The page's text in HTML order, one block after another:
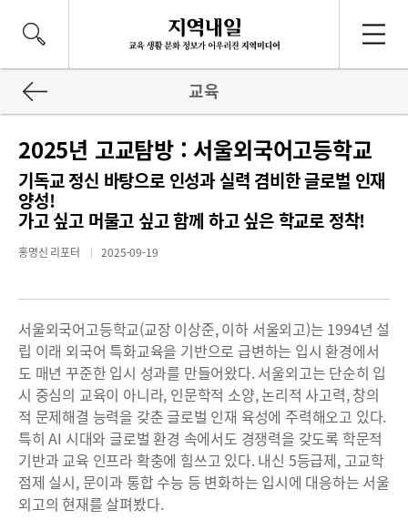
교육
2025년 고교탐방 : 서울외국어고등학교
기독교 정신 바탕으로 인성과 실력 겸비한 글로벌 인재
양성!
가고 싶고 머물고 싶고 함께 하고 싶은 학교로 정착!
홍명신 리포터 2025-09-19
서울외국어고등학교(교장 이상준, 이하 서울외고)는 1994년 설
립 이래 외국어 특화교육을 기반으로 급변하는 입시 환경에서
도 매년 꾸준한 입시 성과를 만들어왔다. 서울외고는 단순히 입
시 중심의 교육이 아니라, 인문학적 소양, 논리적 사고력, 창의
적 문제해결 능력을 갖춘 글로벌 인재 육성에 주력해오고 있다.
특히 AI 시대와 글로벌 환경 속에서도 경쟁력을 갖도록 학문적
기반과 교육 인프라 확충에 힘쓰고 있다. 내신 5등급제, 고교학
점제 실시, 문이과 통합 수능 등 변화하는 입시에 대응하는 서울
외고의 현재를 살펴봤다.